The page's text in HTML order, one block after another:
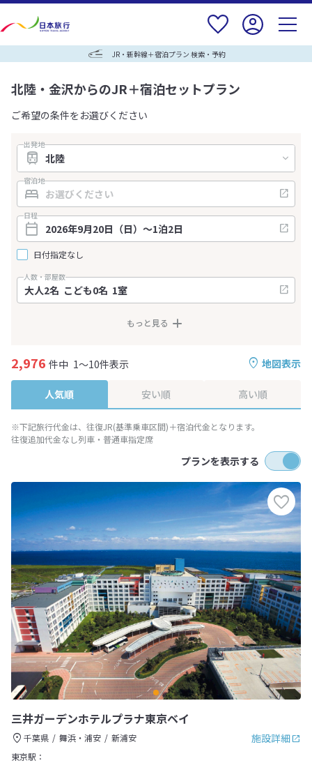
JR・新幹線＋宿泊プラン 検索・予約
北陸・金沢からのJR＋宿泊セットプラン
ご希望の条件をお選びください
出発地
宿泊地
日程
日付指定なし
人数・部屋数
もっと見る
地図表示
2,976 件中 1～10件表示
人気順 安い順 高い順
※下記旅行代金は、往復JR(基準乗車区間)＋宿泊代金となります。
往復追加代金なし列車・普通車指定席
プランを表示する
三井ガーデンホテルプラナ東京ベイ
施設詳細
千葉県 舞浜・浦安
新浦安
東京駅：